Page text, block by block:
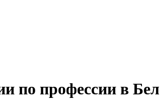
по профессии в